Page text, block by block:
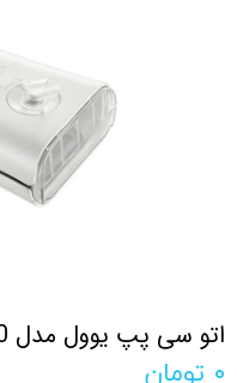
اتو سی پپ یوول مدل YH-550
۰ تومان